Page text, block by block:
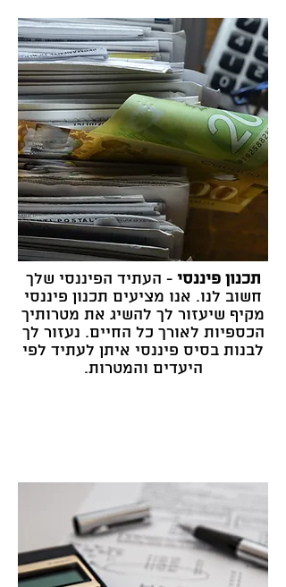
תכנון פיננסי- העתיד הפיננסי שלך
חשוב לנו. אנו מציעים תכנון פיננסי
מקיף שיעזור לך להשיג את מטרותיך
הכספיות לאורך כל החיים. נעזור לך
לבנות בסיס פיננסי איתן לעתיד לפי
היעדים והמטרות.